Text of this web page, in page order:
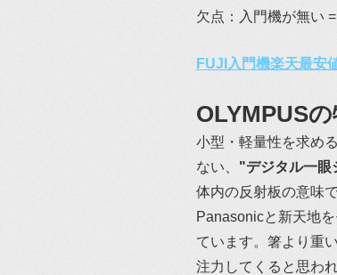
欠点：入門機が無い
FUJI入門機楽天最安
OLYMPUS
小型・軽量性を求め
ない、 "デジタル一眼
体内の反射板の意味
Panasonicと新天地
ています。箸より重
注力してくると思わ